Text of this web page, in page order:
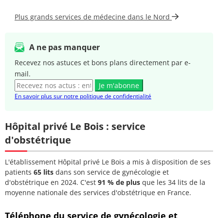
Marie
hépatologue
Valérie
hépatologue
Docteur DAVID
Grégoire
Gastro-entérologue
hépatologue
03 20 15
Docteur
Gastro-entérologue
Docteur
LEPOUTRE-
DUJARDIN
ELODIE
hépatologue
76 13
Docteur
TALBODEC
Gastro-entérologue
hépatologue
03 20 15
Plus grands services de médecine dans le Nord
A ne pas manquer
Recevez nos astuces et bons plans directement par e-
mail.
Je m'abonne
En savoir plus sur notre politique de confidentialité
Hôpital privé Le Bois : service
d'obstétrique
L'établissement Hôpital privé Le Bois a mis à disposition de ses
patients 65 lits dans son service de gynécologie et
d'obstétrique en 2024. C'est 91 % de plus que les 34 lits de la
moyenne nationale des services d'obstétrique en France.
Téléphone du service de gynécologie et